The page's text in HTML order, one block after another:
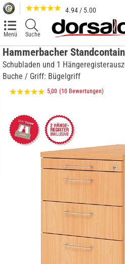
4.94 / 5.00
Menü Suche
Hammerbacher
Schubladen und 1
Buche / Griff: Bügelgriff
5,00 (10 Bewertungen)